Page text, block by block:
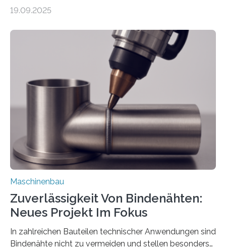
Automobil, Maschinenbau und in der Zulieferindustrie.
Teile als eine Einheit verpacken. Die Anordnung kann
der Benutzer vorgeben und erhält so mehr Kontrolle
über die Positionierung der Bauteile. Die ebenfalls neue
Automatisierungsschnittstelle dient dazu, die Software
besser in spezifische Unternehmensprozesse
einzubinden. Sankt Augustin – Zur Messe FACHPACK
vom 23. bis 25. September in Nürnberg…
19.09.2025
Maschinenbau
Zuverlässigkeit Von Bindenähten:
Neues Projekt Im Fokus
In zahlreichen Bauteilen technischer Anwendungen sind
Bindenähte nicht zu vermeiden und stellen besonders